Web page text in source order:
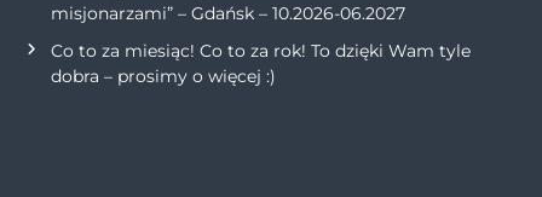
misjonarzami” – Gdańsk – 10.2026-06.2027
Co to za miesiąc! Co to za rok! To dzięki Wam tyle
dobra – prosimy o więcej :)